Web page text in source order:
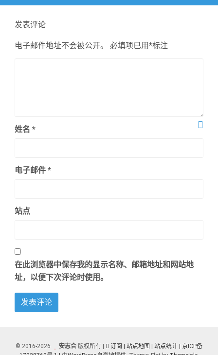
文
章：
发表评论
电子邮件地址不会被公开。 必填项已用*标注
姓名 *
电子邮件 *
站点
在此浏览器中保存我的显示名称、邮箱地址和网站地
址，以便下次评论时使用。
© 2016-2026 安志合 版权所有 | 订阅 | 站点地图 | 站点统计 | 京ICP备